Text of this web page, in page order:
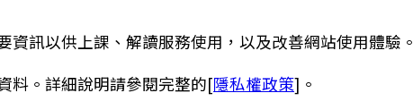
資訊以供上課、解讀服務使用，以及改善網站使用體驗。
料。詳細說明請參閱完整的[隱私權政策]。